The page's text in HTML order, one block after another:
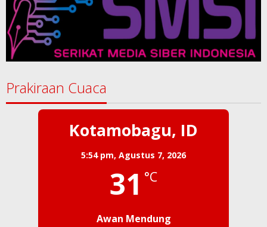
Prakiraan Cuaca
Kotamobagu, ID
5:54 pm, Agustus 7, 2026
31 °C
Awan Mendung